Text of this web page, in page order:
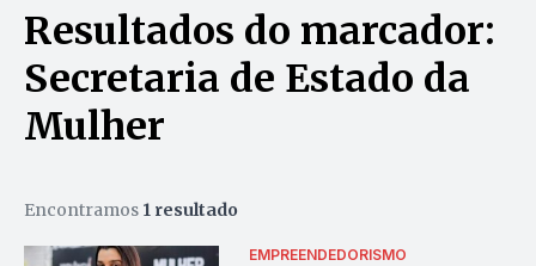
Resultados do marcador:
Secretaria de Estado da
Mulher
Encontramos 1 resultado
EMPREENDEDORISMO